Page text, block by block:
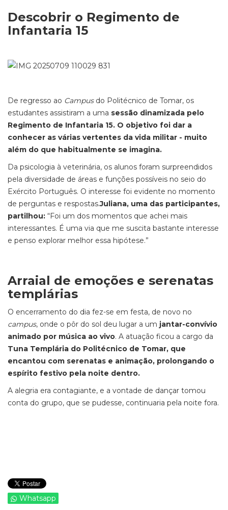
Descobrir o Regimento de
Infantaria 15
De regresso ao Campusdo Politécnico de Tomar, os
estudantes assistiram a uma sessão dinamizada pelo
Regimento de Infantaria 15. O objetivo foi dar a
conhecer as várias vertentes da vida militar - muito
além do que habitualmente se imagina.
Da psicologia à veterinária, os alunos foram surpreendidos
pela diversidade de áreas e funções possíveis no seio do
Exército Português. O interesse foi evidente no momento
de perguntas e respostas.Juliana, uma das participantes,
partilhou: “Foi um dos momentos que achei mais
interessantes. É uma via que me suscita bastante interesse
e penso explorar melhor essa hipótese.”
Arraial de emoções e serenatas
templárias
O encerramento do dia fez-se em festa, de novo no
campus, onde o pôr do sol deu lugar a um jantar-convívio
animado por música ao vivo. A atuação ficou a cargo da
Tuna Templária do Politécnico de Tomar, que
encantou com serenatas e animação, prolongando o
espírito festivo pela noite dentro.
A alegria era contagiante, e a vontade de dançar tomou
conta do grupo, que se pudesse, continuaria pela noite fora.
Whatsapp